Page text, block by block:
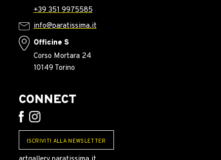
+39 351 9975585
info@paratissima.it
Officine S
Corso Mortara 24
10149 Torino
CONNECT
ISCRIVITI ALLA NEWSLETTER